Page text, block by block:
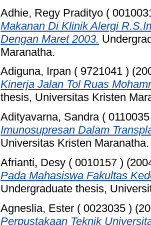
Adhie, Regy Pradityo (
Makanan Di Klinik Alergi
Dengan Maret 2003.
Maranatha.
Adiguna, Irpan ( 9721041 )
Kinerja Jalan Tol Ruas
thesis, Universitas Kristen
Adityavarna, Sandra (
Imunosupresan Dalam
Universitas Kristen Maranatha.
Afrianti, Desy ( 0010157 )
Pada Mahasiswa Fakultas
Undergraduate thesis,
Agneslia, Ester ( 0023035 )
Perpustakaan Teknik